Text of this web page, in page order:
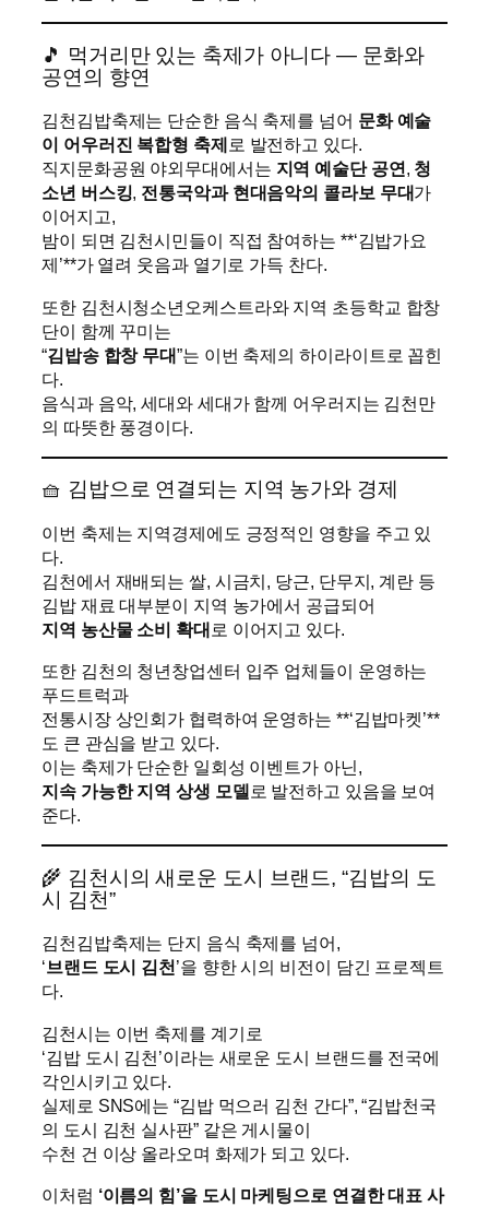
🎵 먹거리만 있는 축제가 아니다 — 문화와
공연의 향연
김천김밥축제는 단순한 음식 축제를 넘어 문화 예술
이 어우러진 복합형 축제 로 발전하고 있다.
직지문화공원 야외무대에서는 지역 예술단 공연 , 청
소년 버스킹, 전통국악과 현대음악의 콜라보 무대가
이어지고,
밤이 되면 김천시민들이 직접 참여하는 **‘김밥가요
제’**가 열려 웃음과 열기로 가득 찬다.
또한 김천시청소년오케스트라와 지역 초등학교 합창
단이 함께 꾸미는
“김밥송 합창 무대”는 이번 축제의 하이라이트로 꼽힌
다.
음식과 음악, 세대와 세대가 함께 어우러지는 김천만
의 따뜻한 풍경이다.
🧺 김밥으로 연결되는 지역 농가와 경제
이번 축제는 지역경제에도 긍정적인 영향을 주고 있
다.
김천에서 재배되는 쌀, 시금치, 당근, 단무지, 계란 등
김밥 재료 대부분이 지역 농가에서 공급되어
지역 농산물 소비 확대 로 이어지고 있다.
또한 김천의 청년창업센터 입주 업체들이 운영하는
푸드트럭과
전통시장 상인회가 협력하여 운영하는 **‘김밥마켓’**
도 큰 관심을 받고 있다.
이는 축제가 단순한 일회성 이벤트가 아닌,
지속 가능한 지역 상생 모델 로 발전하고 있음을 보여
준다.
🌾 김천시의 새로운 도시 브랜드, “김밥의 도
시 김천”
김천김밥축제는 단지 음식 축제를 넘어,
‘브랜드 도시 김천 ’을 향한 시의 비전이 담긴 프로젝트
다.
김천시는 이번 축제를 계기로
‘김밥 도시 김천’이라는 새로운 도시 브랜드를 전국에
각인시키고 있다.
실제로 SNS에는 “김밥 먹으러 김천 간다”, “김밥천국
의 도시 김천 실사판” 같은 게시물이
수천 건 이상 올라오며 화제가 되고 있다.
이처럼 ‘이름의 힘’을 도시 마케팅으로 연결한 대표 사